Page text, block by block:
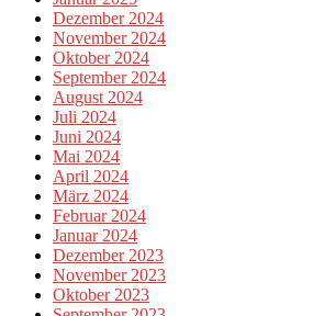
Dezember 2024
November 2024
Oktober 2024
September 2024
August 2024
Juli 2024
Juni 2024
Mai 2024
April 2024
März 2024
Februar 2024
Januar 2024
Dezember 2023
November 2023
Oktober 2023